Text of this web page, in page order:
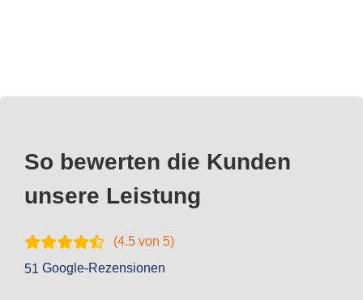
So bewerten die Kunden
unsere Leistung
(4.5 von 5)
51 Google-Rezensionen